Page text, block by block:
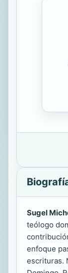
Sugel
teólogo
enfoque
escrituras.